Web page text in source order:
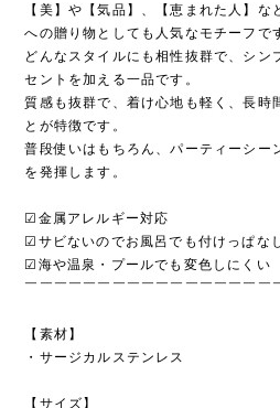
【美】や【気品】、【恵まれた人】な
への贈り物としても人気なモチーフで
どんなスタイルにも相性抜群で、シン
セントを加える一品です。
質感も抜群で、着け心地も軽く、長時
とが特徴です。
普段使いはもちろん、パーティーシー
を発揮します。
☑︎金属アレルギー対応
☑︎サビないのでお風呂でも付けっぱな
☑︎海や温泉・プールでも変色しにくい
￣￣￣￣￣￣￣￣￣￣￣￣￣￣￣￣￣
【素材】
・サージカルステンレス
【サイズ】